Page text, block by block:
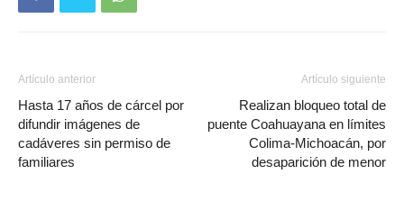
Artículo anterior
Hasta 17 años de cárcel por
difundir imágenes de
cadáveres sin permiso de
familiares
Artículo siguiente
Realizan bloqueo total de
puente Coahuayana en límites
Colima-Michoacán, por
desaparición de menor